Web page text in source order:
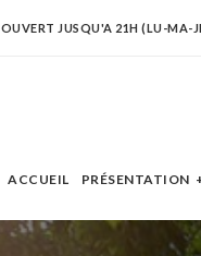
OUVERT JUSQU'A 21H (LU-MA-
ACCUEIL PRÉSENTATION